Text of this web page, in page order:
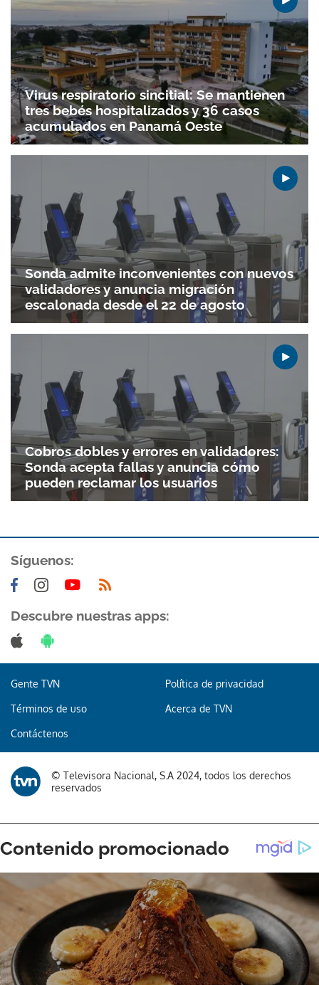
Gracias por suscribirte a nuestro boletín.
ACEPTAR
Virus respiratorio sincitial: Se mantienen
tres bebés hospitalizados y 36 casos
acumulados en Panamá Oeste
Sonda admite inconvenientes con nuevos
validadores y anuncia migración
escalonada desde el 22 de agosto
Cobros dobles y errores en validadores:
Sonda acepta fallas y anuncia cómo
pueden reclamar los usuarios
Síguenos:
Descubre nuestras apps:
Gente TVN Política de privacidad
Términos de uso Acerca de TVN
Contáctenos
© Televisora Nacional, S.A 2024, todos los derechos
reservados